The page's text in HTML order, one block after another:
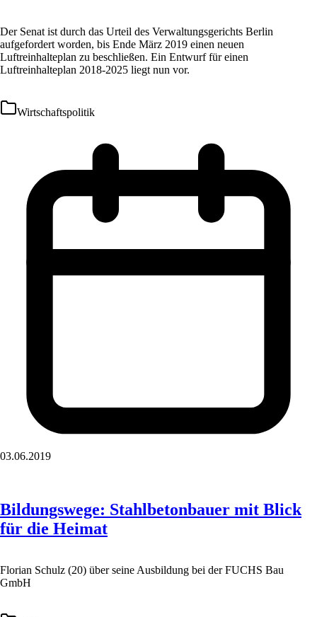
Der Senat ist durch das Urteil des Verwaltungsgerichts Berlin
aufgefordert worden, bis Ende März 2019 einen neuen
Luftreinhalteplan zu beschließen. Ein Entwurf für einen
Luftreinhalteplan 2018-2025 liegt nun vor.
Wirtschaftspolitik
03.06.2019
Bildungswege: Stahlbetonbauer mit Blick
für die Heimat
Florian Schulz (20) über seine Ausbildung bei der FUCHS Bau
GmbH